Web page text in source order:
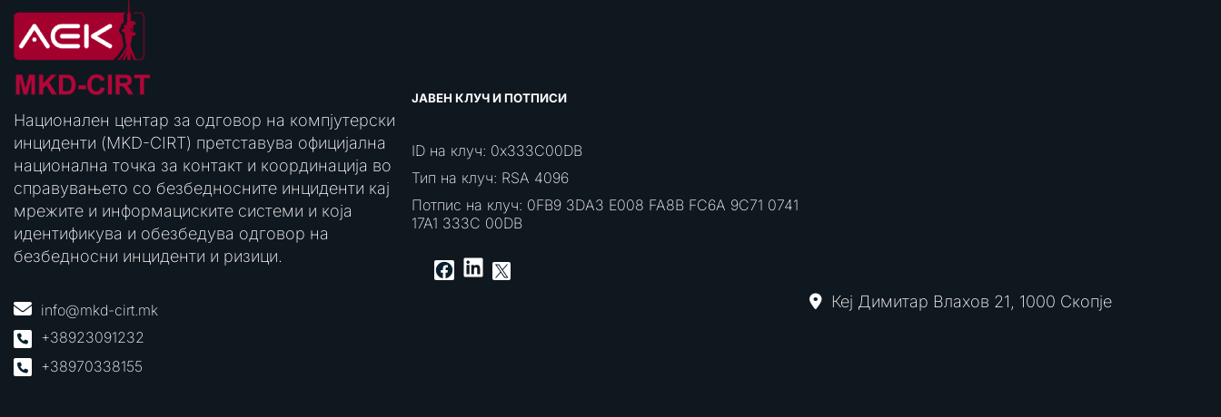
Национален центар за одговор на компјутерски
инциденти (MKD-CIRT) претставува официјална
национална точка за контакт и координација во
справувањето со безбедносните инциденти кај
мрежите и информациските системи и која
идентификува и обезбедува одговор на
безбедносни инциденти и ризици.
info@mkd-cirt.mk
+38923091232
+38970338155
ЈАВЕН КЛУЧ И ПОТПИСИ
ID на клуч: 0x333C00DB
Тип на клуч: RSA 4096
Потпис на клуч: 0FB9 3DA3 E008 FA8B FC6A 9C71 0741
17A1 333C 00DB
Facebook
LinkedIn
X
Кеј Димитар Влахов 21, 1000 Скопје